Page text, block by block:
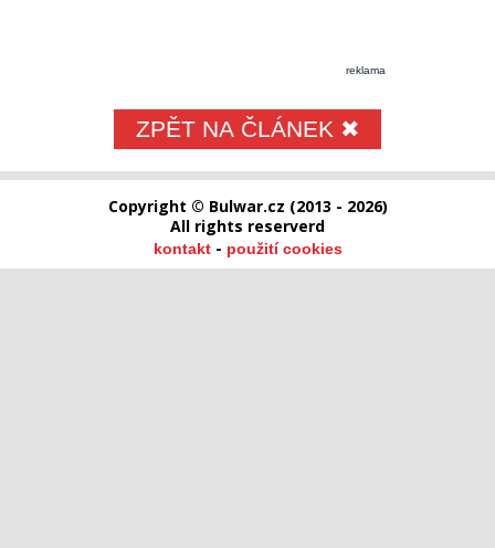
reklama
ZPĚT NA ČLÁNEK ✖
Copyright © Bulwar.cz (2013 - 2026)
All rights reserverd
kontakt- použití cookies